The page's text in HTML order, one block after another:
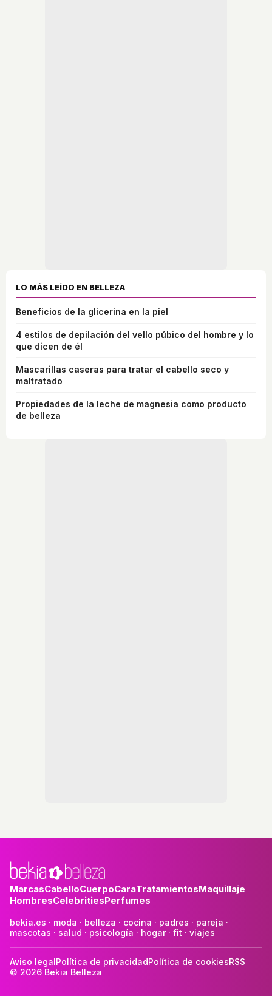
LO MÁS LEÍDO EN BELLEZA
Beneficios de la glicerina en la piel
4 estilos de depilación del vello púbico del hombre y lo
que dicen de él
Mascarillas caseras para tratar el cabello seco y
maltratado
Propiedades de la leche de magnesia como producto
de belleza
MarcasCabelloCuerpoCaraTratamientosMaquillaje
HombresCelebritiesPerfumes
bekia.es · moda · belleza · cocina · padres · pareja ·
mascotas · salud · psicología · hogar· fit · viajes
Aviso legalPolítica de privacidadPolítica de cookiesRSS
© 2026 Bekia Belleza